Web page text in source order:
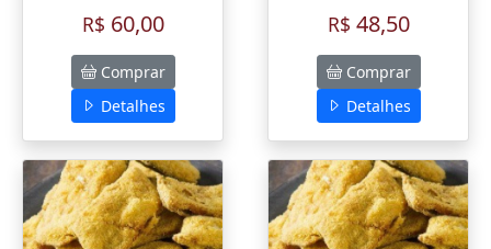
R$ 60,00
Comprar
Detalhes
R$ 48,50
Comprar
Detalhes